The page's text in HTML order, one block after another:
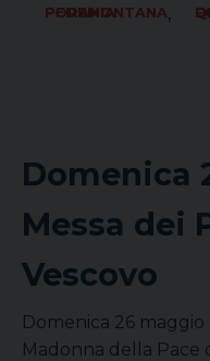
FORANIA PEDEMONTANA,
Domenica
Messa dei
Vescovo
Domenica 26 maggio
Madonna della Pace